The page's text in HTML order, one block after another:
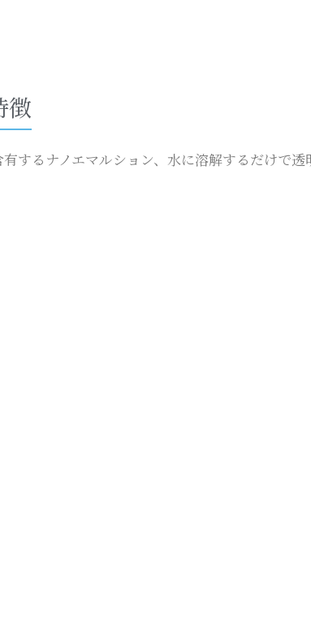
徴
するナノエマルション、水に溶解するだけで透